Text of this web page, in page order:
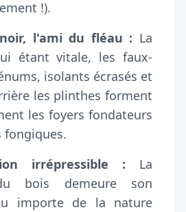
!).
l'ami du fléau : La
étant vitale, les faux-
isolants écrasés et
les plinthes forment
les foyers fondateurs
fongiques.
irrépressible : La
bois demeure son
importe de la nature